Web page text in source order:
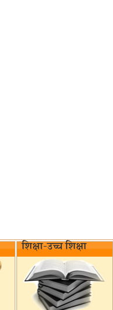
शिक्षा-उच्च शिक्षा